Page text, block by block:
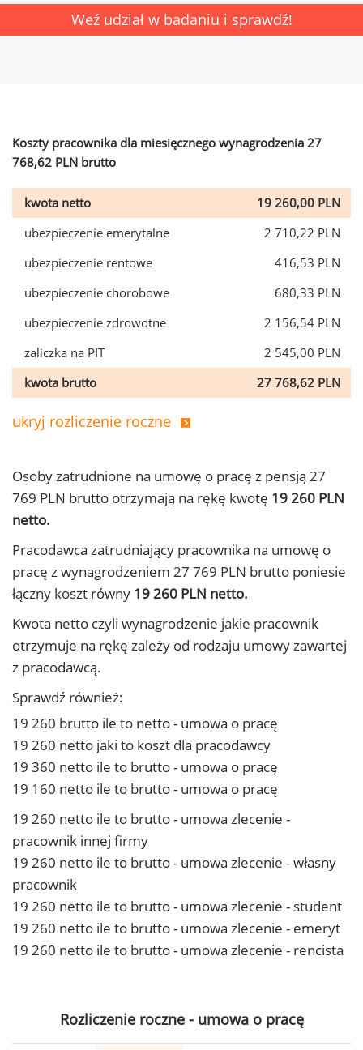
Weź udział w badaniu i sprawdź!
Koszty pracownika dla miesięcznego wynagrodzenia 27
768,62 PLN brutto
kwota netto
19 260,00 PLN
ubezpieczenie emerytalne
2 710,22 PLN
ubezpieczenie rentowe
416,53 PLN
ubezpieczenie chorobowe
680,33 PLN
ubezpieczenie zdrowotne
2 156,54 PLN
zaliczka na PIT
2 545,00 PLN
kwota brutto
27 768,62 PLN
ukryj rozliczenie roczne
Osoby zatrudnione na umowę o pracę z pensją 27
769 PLN brutto otrzymają na rękę kwotę 19 260 PLN
netto.
Pracodawca zatrudniający pracownika na umowę o
pracę z wynagrodzeniem 27 769 PLN brutto poniesie
łączny koszt równy 19 260 PLN netto.
Kwota netto czyli wynagrodzenie jakie pracownik
otrzymuje na rękę zależy od rodzaju umowy zawartej
z pracodawcą.
Sprawdź również:
19 260 brutto ile to netto - umowa o pracę
19 260 netto jaki to koszt dla pracodawcy
19 360 netto ile to brutto - umowa o pracę
19 160 netto ile to brutto - umowa o pracę
19 260 netto ile to brutto - umowa zlecenie -
pracownik innej firmy
19 260 netto ile to brutto - umowa zlecenie - własny
pracownik
19 260 netto ile to brutto - umowa zlecenie - student
19 260 netto ile to brutto - umowa zlecenie - emeryt
19 260 netto ile to brutto - umowa zlecenie - rencista
Rozliczenie roczne - umowa o pracę